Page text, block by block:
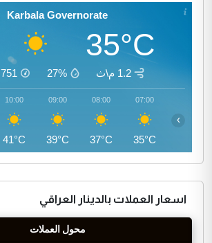
Karbala Governorate
35°C
1.2 م\ث 27%
751
07:00
35°C
08:00
37°C
09:00
39°C
10:00
41°C
›
اسعار العملات بالدينار العراقي